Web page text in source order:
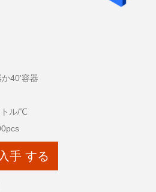
40'容器
トル/℃
手 する